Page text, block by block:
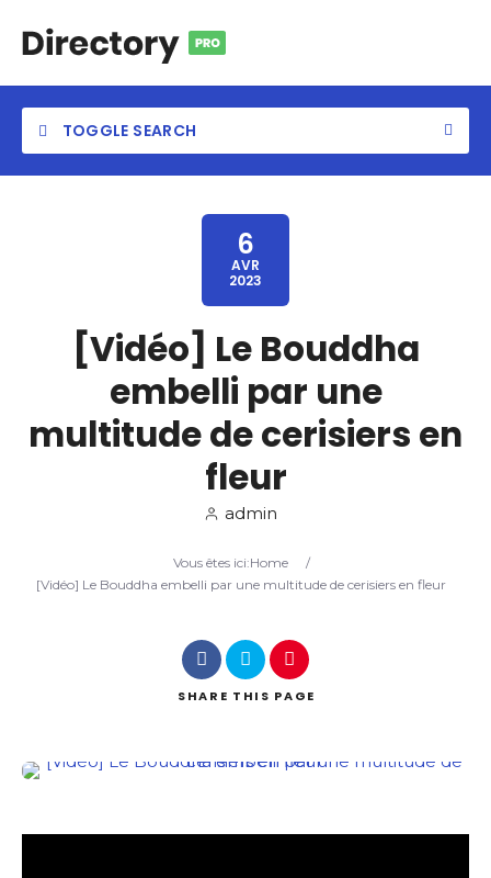
TOGGLE SEARCH
6
AVR
2023
[Vidéo] Le Bouddha
embelli par une
multitude de cerisiers en
fleur
admin
Vous êtes ici:Home
/
[Vidéo] Le Bouddha embelli par une multitude de cerisiers en fleur
SHARE THIS PAGE